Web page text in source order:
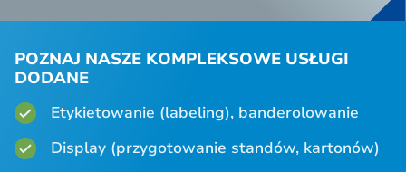
POZNAJ NASZE KOMPLEKSOWE USŁUGI
DODANE
Etykietowanie (labeling), banderolowanie
Display (przygotowanie standów, kartonów)